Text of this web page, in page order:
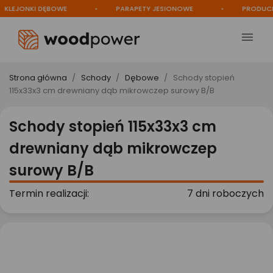
DĘBOWE PARAPETY JESIONOWE

Strona główna Schody Dębowe
Schody stopień
115x33x3 cm drewniany dąb mikrowczep surowy B/B
Schody stopień 115x33x3 cm
drewniany dąb mikrowczep
surowy B/B
Termin realizacji: 7 dni roboczych